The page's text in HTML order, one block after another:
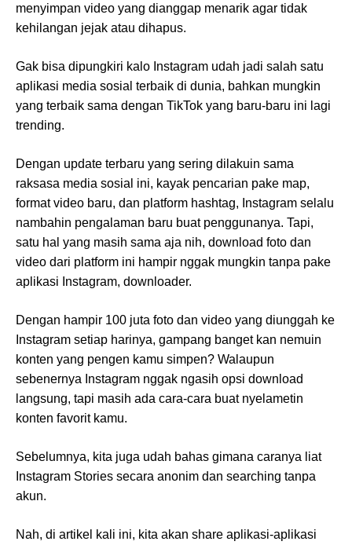
menyimpan video yang dianggap menarik agar tidak
kehilangan jejak atau dihapus.
Gak bisa dipungkiri kalo Instagram udah jadi salah satu
aplikasi media sosial terbaik di dunia, bahkan mungkin
yang terbaik sama dengan TikTok yang baru-baru ini lagi
trending.
Dengan update terbaru yang sering dilakuin sama
raksasa media sosial ini, kayak pencarian pake map,
format video baru, dan platform hashtag, Instagram selalu
nambahin pengalaman baru buat penggunanya. Tapi,
satu hal yang masih sama aja nih, download foto dan
video dari platform ini hampir nggak mungkin tanpa pake
aplikasi Instagram, downloader.
Dengan hampir 100 juta foto dan video yang diunggah ke
Instagram setiap harinya, gampang banget kan nemuin
konten yang pengen kamu simpen? Walaupun
sebenernya Instagram nggak ngasih opsi download
langsung, tapi masih ada cara-cara buat nyelametin
konten favorit kamu.
Sebelumnya, kita juga udah bahas gimana caranya liat
Instagram Stories secara anonim dan searching tanpa
akun.
Nah, di artikel kali ini, kita akan share aplikasi-aplikasi